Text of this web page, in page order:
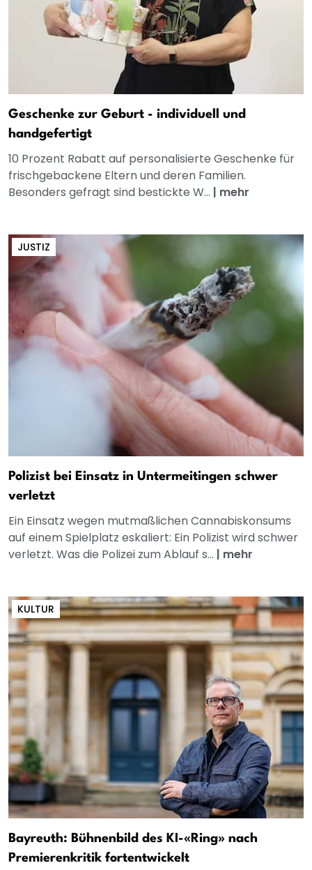
Geschenke zur Geburt - individuell und
handgefertigt
10 Prozent Rabatt auf personalisierte Geschenke für
frischgebackene Eltern und deren Familien.
Besonders gefragt sind bestickte W... | mehr
JUSTIZ
Polizist bei Einsatz in Untermeitingen schwer
verletzt
Ein Einsatz wegen mutmaßlichen Cannabiskonsums
auf einem Spielplatz eskaliert: Ein Polizist wird schwer
verletzt. Was die Polizei zum Ablauf s... | mehr
KULTUR
Bayreuth: Bühnenbild des KI-«Ring» nach
Premierenkritik fortentwickelt